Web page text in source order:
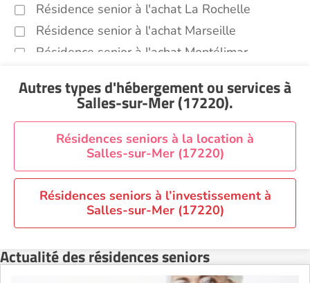
Résidence senior à l'achat La Rochelle
Résidence senior à l'achat Marseille
Résidence senior à l'achat Montélimar
Résidence senior à l'achat Saint-Etienne
Recherche par ville
Autres types d'hébergement ou servicesà
Salles-sur-Mer (17220).
Résidences seniors à la location à
Salles-sur-Mer (17220)
Résidences seniors à l’investissement à
Salles-sur-Mer (17220)
Actualité des résidences seniors